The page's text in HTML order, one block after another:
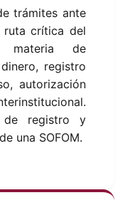
trámites ante
ruta crítica del
materia de
registro
autorización
registro y
una SOFOM.